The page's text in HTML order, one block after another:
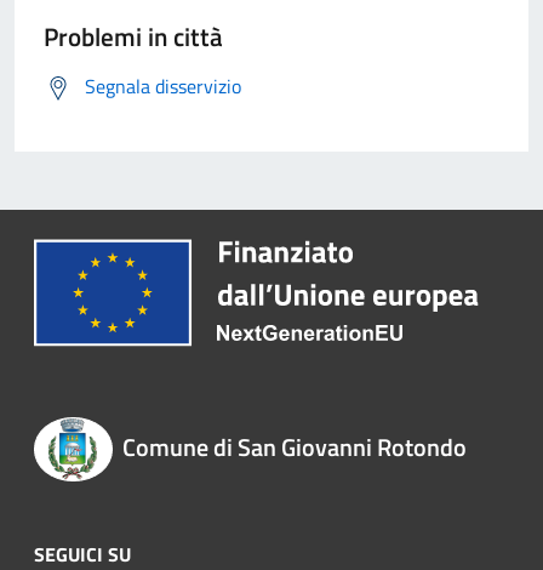
Problemi in città
Segnala disservizio
Comune di San Giovanni Rotondo
SEGUICI SU